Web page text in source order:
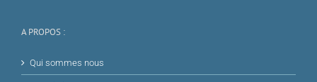
A PROPOS :
Qui sommes nous